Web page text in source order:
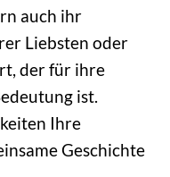
auch ihr
Liebsten oder
der für ihre
ist.
Ihre
Geschichte